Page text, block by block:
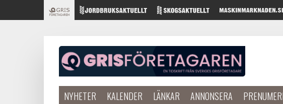
NYHETER KALENDER LÄNKAR ANNONSERA